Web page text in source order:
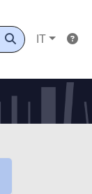
IT